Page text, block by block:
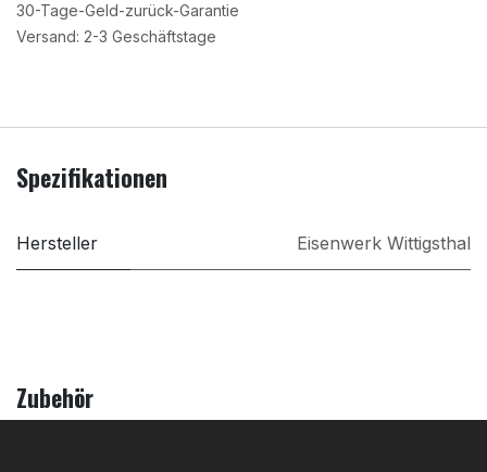
30-Tage-Geld-zurück-Garantie
Versand: 2-3 Geschäftstage
Spezifikationen
Hersteller Eisenwerk Wittigsthal
Zubehör